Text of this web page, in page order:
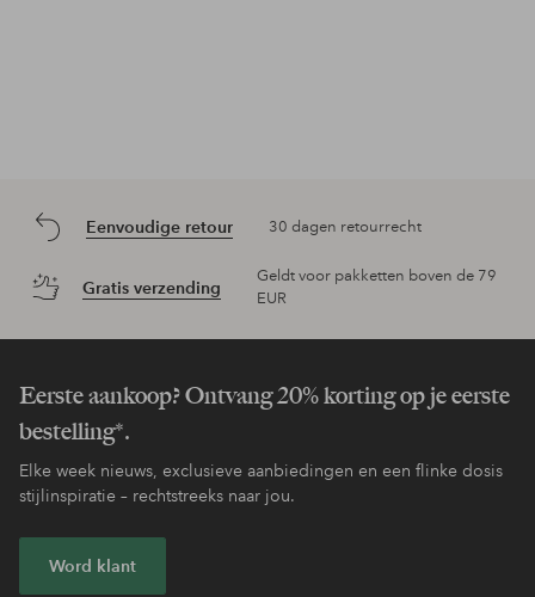
Eenvoudige retour 30 dagen retourrecht
Gratis verzending
Geldt voor pakketten boven de 79
EUR
Eerste aankoop? Ontvang 20% korting op je eerste
bestelling*.
Elke week nieuws, exclusieve aanbiedingen en een flinke dosis
stijlinspiratie – rechtstreeks naar jou.
Word klant